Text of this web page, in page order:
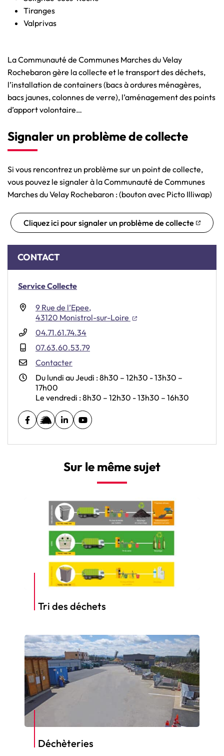
Tiranges
Valprivas
La Communauté de Communes Marches du Velay
Rochebaron gère la collecte et le transport des déchets,
l’installation de containers (bacs à ordures ménagères,
bacs jaunes, colonnes de verre), l’aménagement des points
d’apport volontaire…
Signaler un problème de collecte
Si vous rencontrez un problème sur un point de collecte,
vous pouvez le signaler à la Communauté de Communes
Marches du Velay Rochebaron : (bouton avec Picto Illiwap)
Cliquez ici pour signaler un problème de collecte
(ouverture dans un nouvel
Informations complémentaires
CONTACT
Service Collecte
9 Rue de l’Epee,
43120 Monistrol-sur-Loire (ouverture dans un
(ouverture dans un
04.71.61.74.34
07.63.60.53.79
Contacter
Du lundi au Jeudi : 8h30 – 12h30 - 13h30 –
17h00
Le vendredi : 8h30 – 12h30 - 13h30 – 16h30
Facebook
(ouverture dans un nouvel onglet)
illiwap
(ouverture dans un nouvel onglet)
LinkedIn
(ouverture dans un nouvel onglet)
YouTube
(ouverture dans un nouvel onglet)
Sur le même sujet
Tri des déchets
Déchèteries